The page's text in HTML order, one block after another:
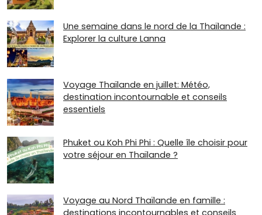
Une semaine dans le nord de la Thaïlande :
Explorer la culture Lanna
Voyage Thaïlande en juillet: Météo,
destination incontournable et conseils
essentiels
Phuket ou Koh Phi Phi : Quelle île choisir pour
votre séjour en Thaïlande ?
Voyage au Nord Thaïlande en famille :